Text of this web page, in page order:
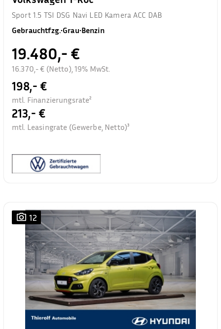
Sport 1.5 TSI DSG Navi LED Kamera ACC DAB
Gebrauchtfzg.•Grau•Benzin
19.480,- €
16.370,- € (Netto), 19% MwSt.
198,- €
mtl. Finanzierungsrate²
213,- €
mtl. Leasingrate (Gewerbe, Netto)³
12